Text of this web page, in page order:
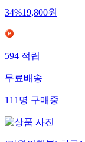
34%19,800원
594적립
무료배송
111명구매중